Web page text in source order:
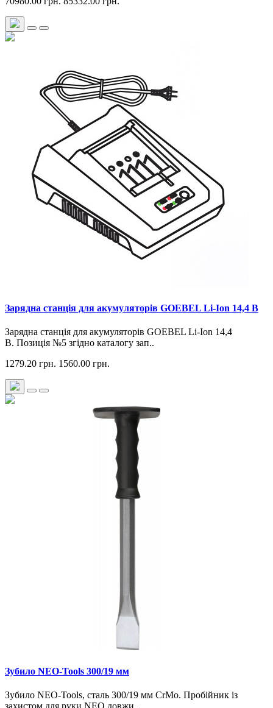
Зарядна станція для акумуляторів GOEBEL Li-Ion 14,4 В
Зарядна станція для акумуляторів GOEBEL Li-Ion 14,4
В. Позиція №5 згідно каталогу зап..
1279.20 грн. 1560.00 грн.
Зубило NEO-Tools 300/19 мм
Зубило NEO-Tools, сталь 300/19 мм CrMo. Пробійник із
захистом для руки NEO довжи..